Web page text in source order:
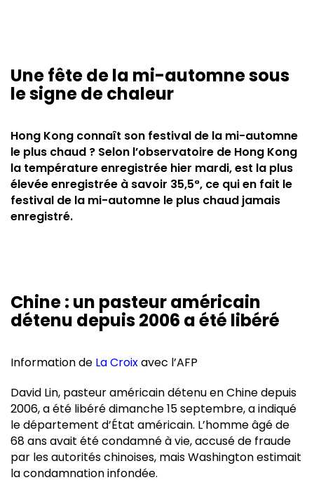
Une fête de la mi-automne sous
le signe de chaleur
Hong Kong connaît son festival de la mi-automne
le plus chaud ? Selon l’observatoire de Hong Kong
la température enregistrée hier mardi, est la plus
élevée enregistrée à savoir 35,5°, ce qui en fait le
festival de la mi-automne le plus chaud jamais
enregistré.
Chine : un pasteur américain
détenu depuis 2006 a été libéré
Information de La Croixavec l’AFP
David Lin, pasteur américain détenu en Chine depuis
2006, a été libéré dimanche 15 septembre, a indiqué
le département d’État américain. L’homme âgé de
68 ans avait été condamné à vie, accusé de fraude
par les autorités chinoises, mais Washington estimait
la condamnation infondée.